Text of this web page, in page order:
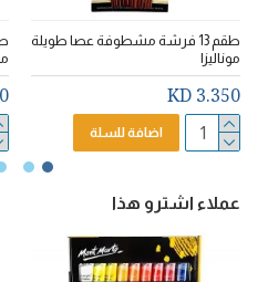
طقم 13 فرشة مشطوفة عصا طويلة
موناليزا
3.350 KD
اضافة للسلة
عملاء اشترو هذا